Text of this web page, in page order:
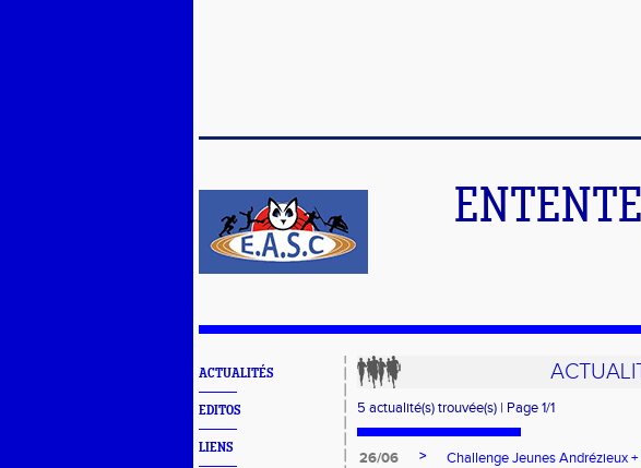
ACTUALITÉS
EDITOS
LIENS
5 actualité(s) trouvée(s) | Page 1/1
26/06 >
Challenge Jeunes Andrézieux